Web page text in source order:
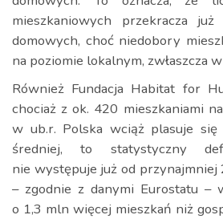
mieszkaniowych przekracza
domowych, choć niedobory
na poziomie lokalnym, zwłaszcza
Również Fundacja Habitat for
chociaż z ok. 420 mieszkaniami
w ub.r. Polska wciąż plasuje się
średniej, to statystyczny
nie występuje już od przynajmniej
– zgodnie z danymi Eurostatu –
o 1,3 mln więcej mieszkań niż